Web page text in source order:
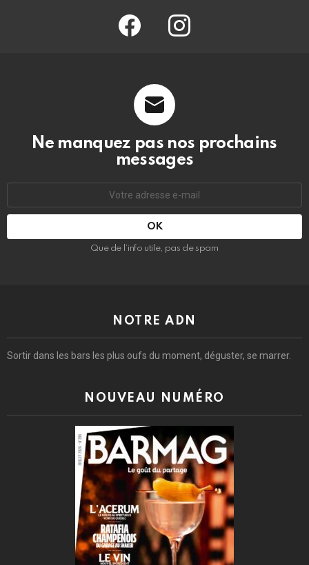
facebook @barmag.fr
Ne manquez pas nos prochains
messages
mail
Que de l’info utile, pas de spam
NOTRE ADN
Sortir dans les bars les plus oufs du moment, déguster, se marrer.
NOUVEAU NUMÉRO